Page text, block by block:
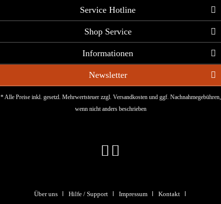
Service Hotline
Shop Service
Informationen
Newsletter
* Alle Preise inkl. gesetzl. Mehrwertsteuer zzgl. Versandkostenund ggf. Nachnahmegebühren,
wenn nicht anders beschrieben
Über uns Hilfe / Support Impressum Kontakt